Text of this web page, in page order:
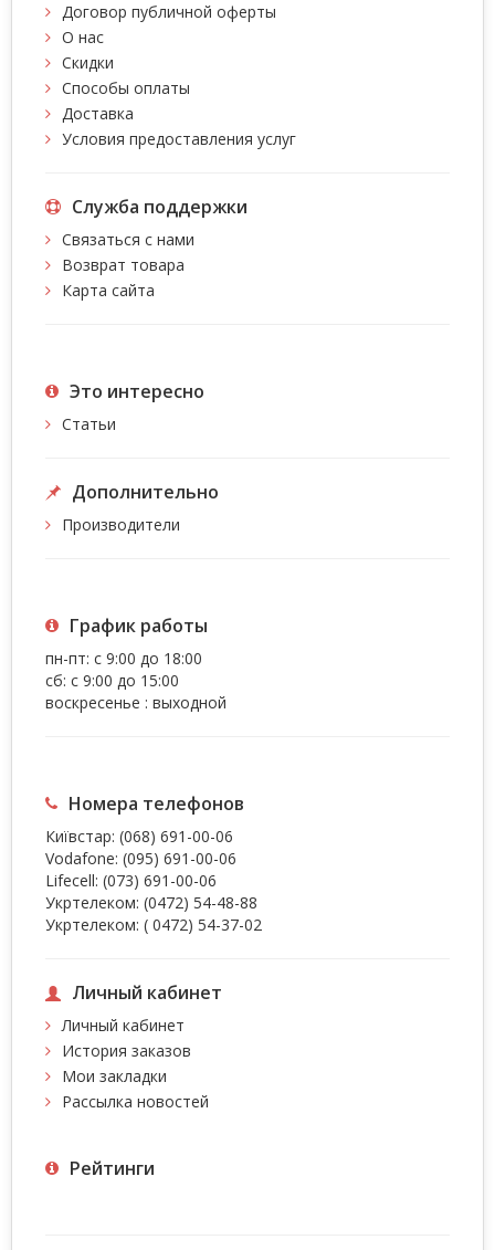
Договор публичной оферты
О нас
Скидки
Способы оплаты
Доставка
Условия предоставления услуг
Служба поддержки
Связаться с нами
Возврат товара
Карта сайта
Это интересно
Статьи
Дополнительно
Производители
График работы
пн-пт: с 9:00 до 18:00
сб: с 9:00 до 15:00
воскресенье : выходной
Номера телефонов
Київстар: (068) 691-00-06
Vodafone: (095) 691-00-06
Lifecell: (073) 691-00-06
Укртелеком: (0472) 54-48-88
Укртелеком: ( 0472) 54-37-02
Личный кабинет
Личный кабинет
История заказов
Мои закладки
Рассылка новостей
Рейтинги